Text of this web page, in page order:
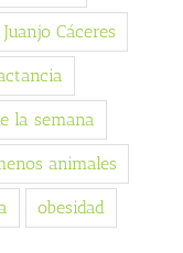
Juanjo Cáceres
la semana
animales
obesidad